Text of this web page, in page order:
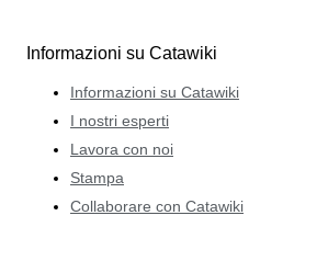
Informazioni su Catawiki
Informazioni su Catawiki
I nostri esperti
Lavora con noi
Stampa
Collaborare con Catawiki